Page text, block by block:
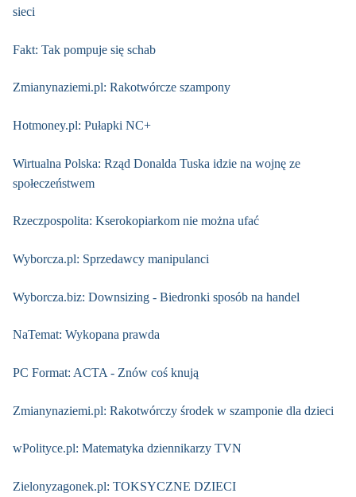
sieci
Fakt: Tak pompuje się schab
Zmianynaziemi.pl: Rakotwórcze szampony
Hotmoney.pl: Pułapki NC+
Wirtualna Polska: Rząd Donalda Tuska idzie na wojnę ze
społeczeństwem
Rzeczpospolita: Kserokopiarkom nie można ufać
Wyborcza.pl: Sprzedawcy manipulanci
Wyborcza.biz: Downsizing - Biedronki sposób na handel
NaTemat: Wykopana prawda
PC Format: ACTA - Znów coś knują
Zmianynaziemi.pl: Rakotwórczy środek w szamponie dla dzieci
wPolityce.pl: Matematyka dziennikarzy TVN
Zielonyzagonek.pl: TOKSYCZNE DZIECI